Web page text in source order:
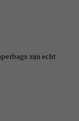
zijn echt